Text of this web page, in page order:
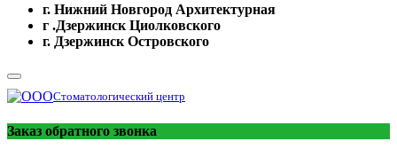
г. Нижний Новгород Архитектурная
г .Дзержинск Циолковского
г. Дзержинск Островского
Стоматологический центр
Заказ обратного звонка